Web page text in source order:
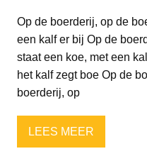
Op de boerderij, op de
een kalf er bij Op de
staat een koe, met een
het kalf zegt boe Op de
boerderij, op
LEES MEER